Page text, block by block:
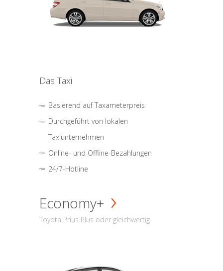
Das Taxi
Basierend auf Taxameterpreis
Durchgeführt von lokalen
Taxiunternehmen
Online- und Offline-Bezahlungen
24/7-Hotline
Economy+
Toyota Prius Plus oder gleichwertig